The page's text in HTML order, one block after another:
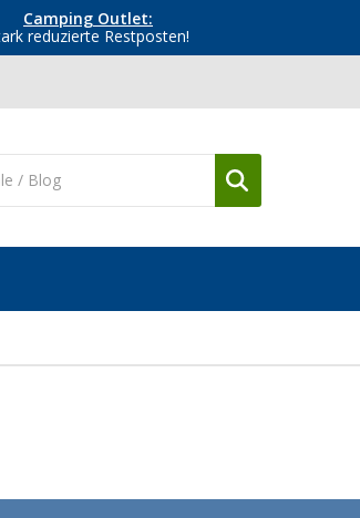
Camping Outlet:
reduzierte Restposten!